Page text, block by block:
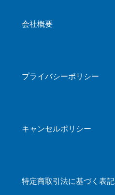
会社概要
プライバシーポリシー
キャンセルポリシー
特定商取引法に基づく表記